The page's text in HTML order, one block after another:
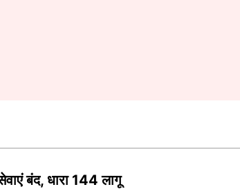
बंद, धारा 144 लागू